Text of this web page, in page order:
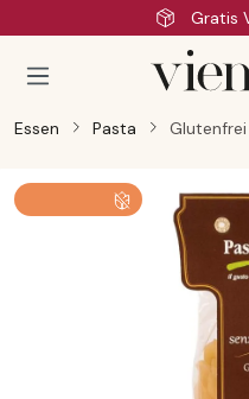
Zum Hauptinhalt springen
Essen Pasta Glutenfrei
Bildergalerie überspringen